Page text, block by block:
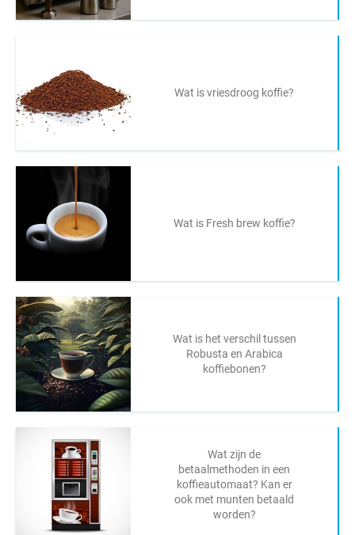
Wat is vriesdroog koffie?
Wat is Fresh brew koffie?
Wat is het verschil tussen
Robusta en Arabica
koffiebonen?
Wat zijn de
betaalmethoden in een
koffieautomaat? Kan er
ook met munten betaald
worden?